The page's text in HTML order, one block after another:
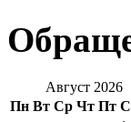
Август 2026
Пн Вт Ср Чт Пт